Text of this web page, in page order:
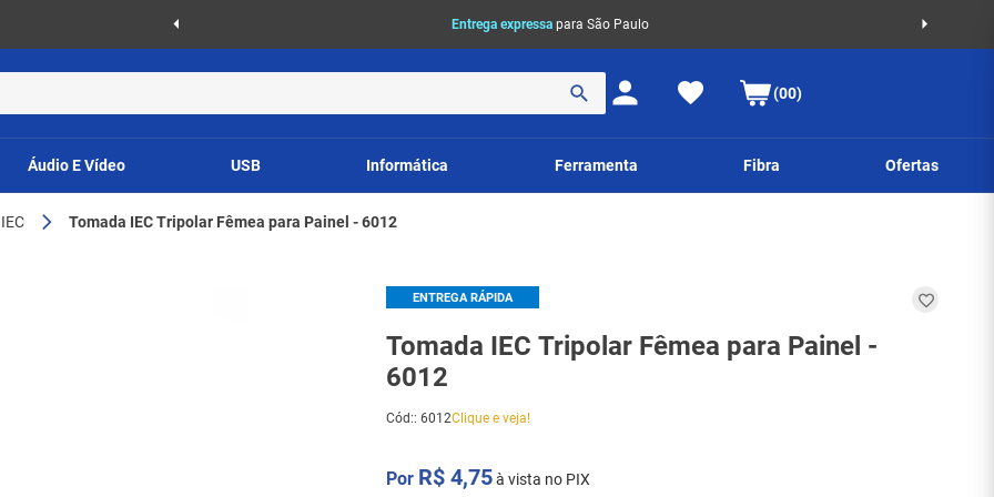
Entrega expressa para São Paulo
(00)
Áudio E Vídeo USB Informática Ferramenta Fibra Ofertas
IEC Tomada IEC Tripolar Fêmea para Painel - 6012
ENTREGA RÁPIDA
Tomada IEC Tripolar Fêmea para Painel -
6012
Cód::6012Clique e veja!
R$ 4,75à vista no PIX